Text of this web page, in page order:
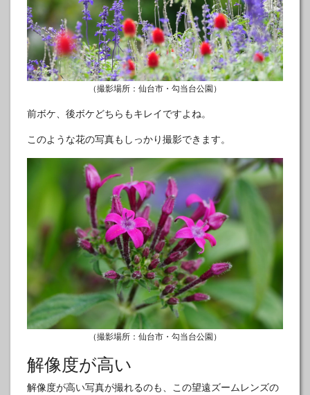
（撮影場所：仙台市・勾当台公園）
前ボケ、後ボケどちらもキレイですよね。
このような花の写真もしっかり撮影できます。
（撮影場所：仙台市・勾当台公園）
解像度が高い
解像度が高い写真が撮れるのも、この望遠ズームレンズの